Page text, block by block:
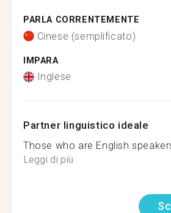
PARLA CORRENTEMENTE
Cinese (semplificato)
IMPARA
Inglese
Partner linguistico ideale
Those who are English
Leggi di più